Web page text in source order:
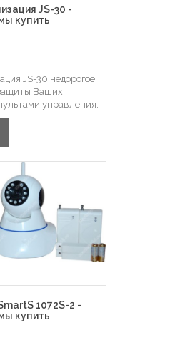
JS-30 -
купить
JS-30 недорогое
Ваших
управления.
1072S-2 -
купить